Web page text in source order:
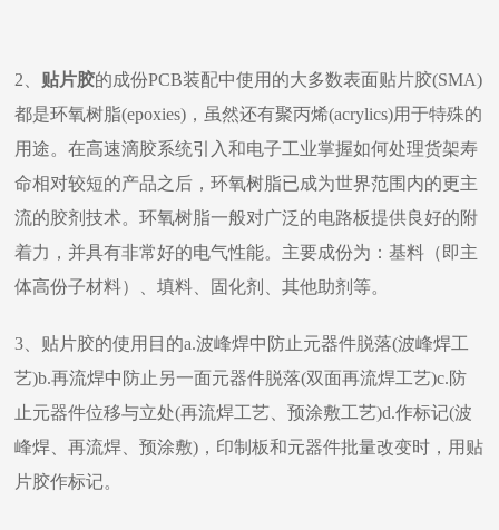
2、 贴片胶的成份PCB装配中使用的大多数表面贴片胶(SMA)
都是环氧树脂(epoxies)，虽然还有聚丙烯(acrylics)用于特殊的
用途。在高速滴胶系统引入和电子工业掌握如何处理货架寿
命相对较短的产品之后，环氧树脂已成为世界范围内的更主
流的胶剂技术。环氧树脂一般对广泛的电路板提供良好的附
着力，并具有非常好的电气性能。主要成份为：基料（即主
体高份子材料）、填料、固化剂、其他助剂等。
3、贴片胶的使用目的a.波峰焊中防止元器件脱落(波峰焊工
艺)b.再流焊中防止另一面元器件脱落(双面再流焊工艺)c.防
止元器件位移与立处(再流焊工艺、预涂敷工艺)d.作标记(波
峰焊、再流焊、预涂敷)，印制板和元器件批量改变时，用贴
片胶作标记。